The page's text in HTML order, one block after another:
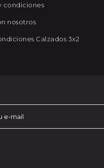
condiciones
nosotros
Calzados 3x2